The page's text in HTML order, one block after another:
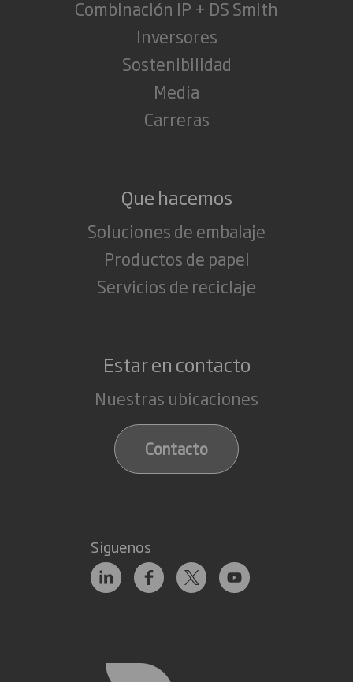
Combinación IP + DS Smith
Inversores
Sostenibilidad
Media
Carreras
Que hacemos
Soluciones de embalaje
Productos de papel
Servicios de reciclaje
Estar en contacto
Nuestras ubicaciones
Contacto
Siguenos